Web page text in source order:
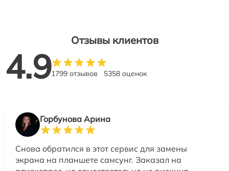
Отзывы клиентов
4.91799 отзывов 5358 оценок
Горбунова Арина
Снова обратился в этот сервис для замены
экрана на планшете самсунг. Заказал на